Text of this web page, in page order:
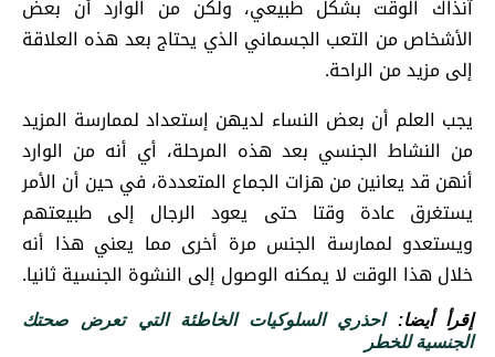
آنذاك الوقت بشكل طبيعي، ولكن من الوارد أن بعض
الأشخاص من التعب الجسماني الذي يحتاج بعد هذه العلاقة
إلى مزيد من الراحة.
يجب العلم أن بعض النساء لديهن إستعداد لممارسة المزيد
من النشاط الجنسي بعد هذه المرحلة، أي أنه من الوارد
أنهن قد يعانين من هزات الجماع المتعددة، في حين أن الأمر
يستغرق عادة وقتا حتى يعود الرجال إلى طبيعتهم
ويستعدو لممارسة الجنس مرة أخرى مما يعني هذا أنه
خلال هذا الوقت لا يمكنه الوصول إلى النشوة الجنسية ثانيا.
إقرأ أيضا:احذري السلوكيات الخاطئة التي تعرض صحتك
الجنسية للخطر